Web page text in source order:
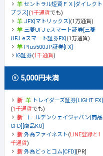
セントラル短資ＦＸ[ダイレクト
プラス] (1千通貨でも)
JFX[マトリックス] (1万通貨)
三菱UFJ eスマート証券[三菱
UFJ eスマート証券FX] (1万通貨)
Plus500JP証券[FX]
IG証券(1千通貨)
5,000円未満
トレイダーズ証券[LIGHT FX]
(1千通貨でも)
ゴールデンウェイジャパン[商品
CFD][商品KO]
外為ファイネスト(LINE登録と1
千通貨)
外為どっとコム[CFD] [PR]